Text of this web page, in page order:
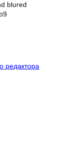
редактора